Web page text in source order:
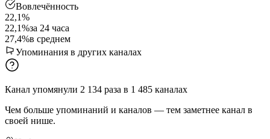
Вовлечённость
22,1%
22,1%за 24 часа
27,4%в среднем
Упоминания в других каналах
Канал упомянули 2 134 раза в 1 485 каналах
Чем больше упоминаний и каналов — тем заметнее канал в
своей нише.